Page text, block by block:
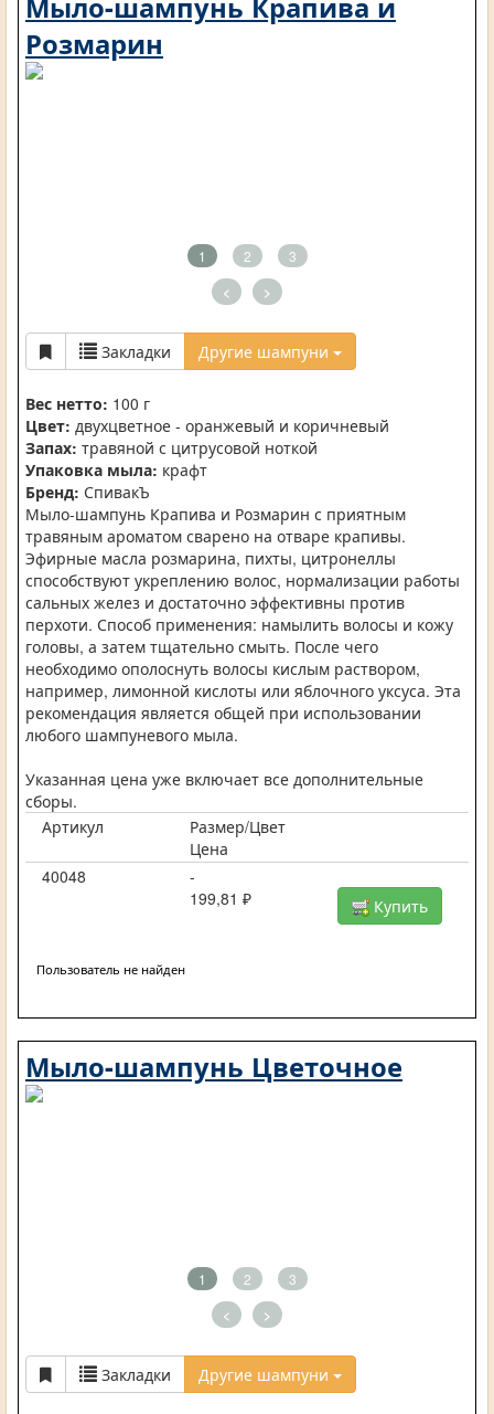
Розмарин
1 2 3
< >
Закладки Другие шампуни
Вес нетто: 100 г
Цвет: двухцветное - оранжевый и коричневый
Запах: травяной с цитрусовой ноткой
Упаковка мыла: крафт
Бренд: СпивакЪ
Мыло-шампунь Крапива и Розмарин с приятным
травяным ароматом сварено на отваре крапивы.
Эфирные масла розмарина, пихты, цитронеллы
способствуют укреплению волос, нормализации работы
сальных желез и достаточно эффективны против
перхоти. Способ применения: намылить волосы и кожу
головы, а затем тщательно смыть. После чего
необходимо ополоснуть волосы кислым раствором,
например, лимонной кислоты или яблочного уксуса. Эта
рекомендация является общей при использовании
любого шампуневого мыла.
Указанная цена уже включает все дополнительные
сборы.
Артикул
Размер/Цвет
Цена
40048
-
199,81 ₽
Купить
Пользователь не найден
Мыло-шампунь Цветочное
1 2 3
< >
Закладки Другие шампуни